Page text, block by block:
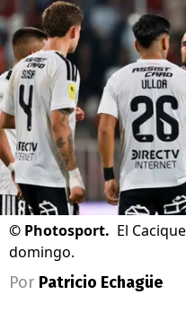
© Photosport. El
domingo.
Por Patricio Echagüe